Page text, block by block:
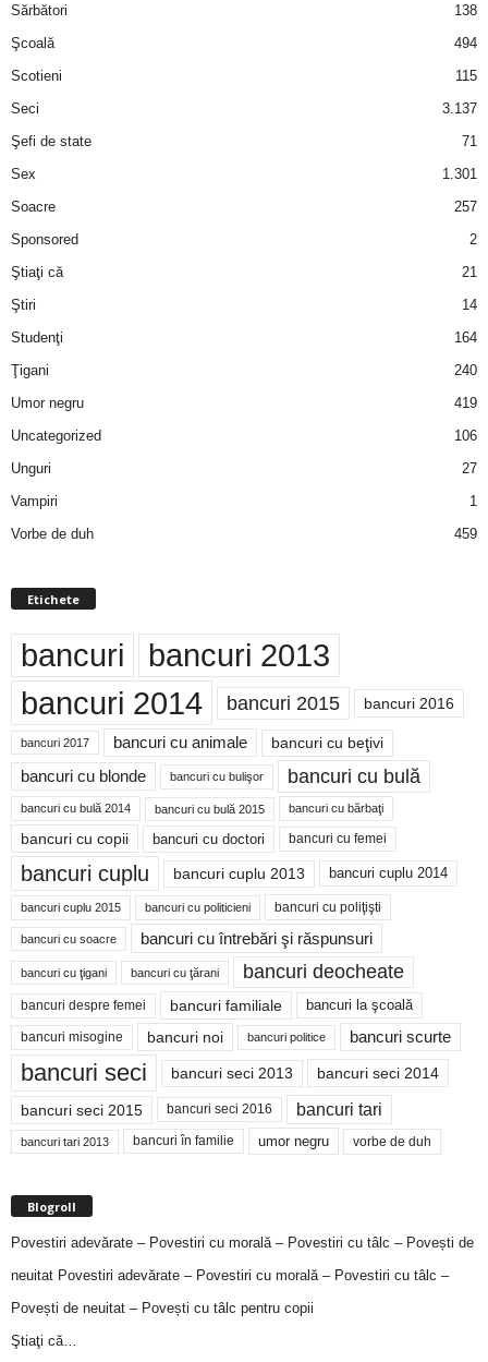
Sărbători
138
Şcoală
494
Scotieni
115
Seci
3.137
Şefi de state
71
Sex
1.301
Soacre
257
Sponsored
2
Ştiaţi că
21
Ştiri
14
Studenţi
164
Ţigani
240
Umor negru
419
Uncategorized
106
Unguri
27
Vampiri
1
Vorbe de duh
459
Etichete
bancuri bancuri 2013
bancuri 2014 bancuri 2015 bancuri 2016
bancuri 2017 bancuri cu animale bancuri cu beţivi
bancuri cu blonde bancuri cu bulişor bancuri cu bulă
bancuri cu bulă 2014 bancuri cu bulă 2015 bancuri cu bărbaţi
bancuri cu copii bancuri cu doctori bancuri cu femei
bancuri cuplu bancuri cuplu 2013 bancuri cuplu 2014
bancuri cuplu 2015 bancuri cu politicieni bancuri cu poliţişti
bancuri cu soacre bancuri cu întrebări şi răspunsuri
bancuri cu ţigani bancuri cu ţărani bancuri deocheate
bancuri despre femei bancuri familiale bancuri la şcoală
bancuri misogine bancuri noi bancuri politice bancuri scurte
bancuri seci bancuri seci 2013 bancuri seci 2014
bancuri seci 2015 bancuri seci 2016 bancuri tari
bancuri tari 2013 bancuri în familie umor negru vorbe de duh
Blogroll
Povestiri adevărate – Povestiri cu morală – Povestiri cu tâlc – Povești de
neuitat Povestiri adevărate – Povestiri cu morală – Povestiri cu tâlc –
Povești de neuitat – Povești cu tâlc pentru copii
Ştiaţi că…